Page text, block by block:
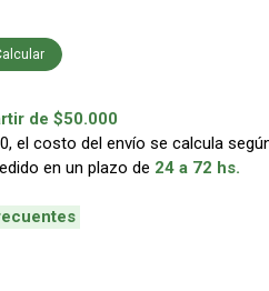
de $50.000
el costo del envío se calcula
en un plazo de 24 a 72 hs.